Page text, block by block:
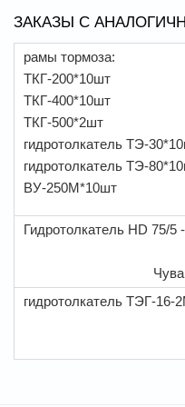
ЗАКАЗЫ С
рамы тормоза:
ТКГ-200*10шт
ТКГ-400*10шт
ТКГ-500*2шт
гидротолкатель ТЭ-
гидротолкатель ТЭ-
ВУ-250М*10шт
Гидротолкатель HD 75/5
гидротолкатель ТЭГ-